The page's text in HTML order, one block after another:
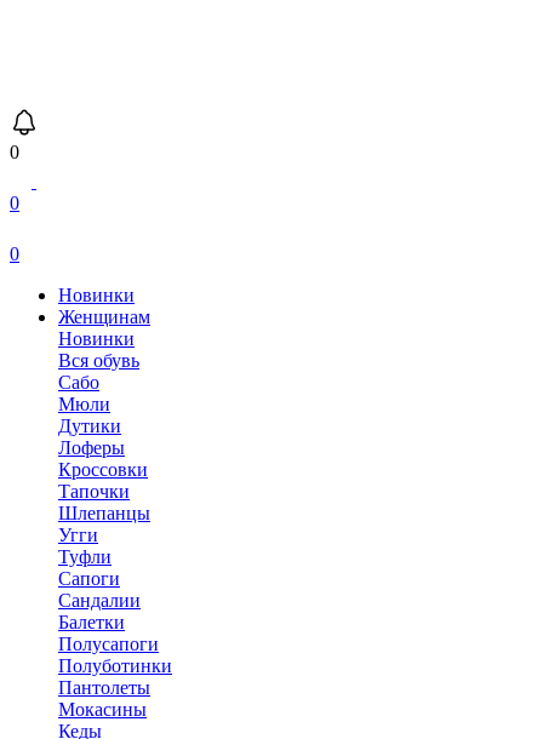
0
0
0
Новинки
Женщинам
Новинки
Вся обувь
Сабо
Мюли
Дутики
Лоферы
Кроссовки
Тапочки
Шлепанцы
Угги
Туфли
Сапоги
Сандалии
Балетки
Полусапоги
Полуботинки
Пантолеты
Мокасины
Кеды